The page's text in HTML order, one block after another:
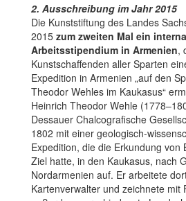
2. Ausschreibung im Jahr 2015
Die Kunststiftung des Landes
2015 zum zweiten Mal ein
Arbeitsstipendium in Armenien,
Kunstschaffenden aller Sparten
Expedition in Armenien „auf den
Theodor Wehles im Kaukasus“
Heinrich Theodor Wehle
Dessauer Chalcografische
1802 mit einer geologisch-
Expedition, die die Erkundung von
Ziel hatte, in den Kaukasus, nach
Nordarmenien auf. Er arbeitete
Kartenverwalter und zeichnete mit